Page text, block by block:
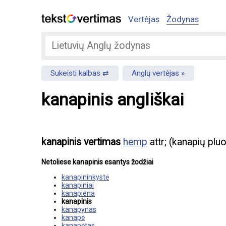
Vertėjas Žodynas
Sukeisti kalbas Anglų vertėjas
kanapinis angliškai
kanapinis vertimas hemp attr; (kanapių
Netoliese kanapinis esantys žodžiai
kanapininkystė
kanapiniai
kanapiena
kanapinis
kanapynas
kanapė